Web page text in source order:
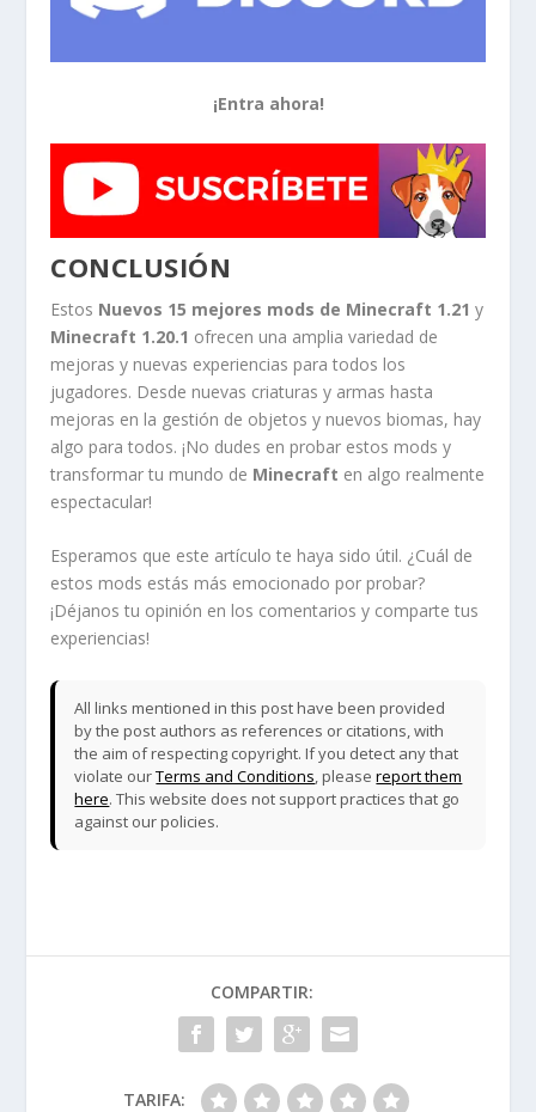
¡Entra ahora!
CONCLUSIÓN
Estos Nuevos 15 mejores mods de Minecraft 1.21 y
Minecraft 1.20.1 ofrecen una amplia variedad de
mejoras y nuevas experiencias para todos los
jugadores. Desde nuevas criaturas y armas hasta
mejoras en la gestión de objetos y nuevos biomas, hay
algo para todos. ¡No dudes en probar estos mods y
transformar tu mundo de Minecraft en algo realmente
espectacular!
Esperamos que este artículo te haya sido útil. ¿Cuál de
estos mods estás más emocionado por probar?
¡Déjanos tu opinión en los comentarios y comparte tus
experiencias!
All links mentioned in this post have been provided
by the post authors as references or citations, with
the aim of respecting copyright. If you detect any that
violate ourTerms and Conditions, pleasereport them
here. This website does not support practices that go
against our policies.
COMPARTIR:
TARIFA: